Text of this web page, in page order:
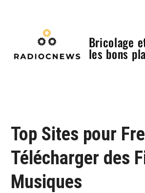
Bricolage
les bons
Top Sites pour
Télécharger des
Musiques